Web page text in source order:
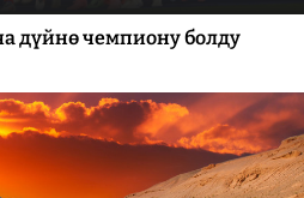
дүйнө чемпиону болду